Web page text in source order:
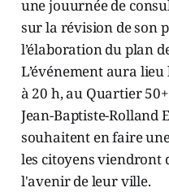
une jouurnée de
sur la révision de son
l’élaboration du plan
L’événement aura
à 20 h, au Quartier
Jean-Baptiste-Rolland
souhaitent en faire
les citoyens viendront
l'avenir de leur ville.